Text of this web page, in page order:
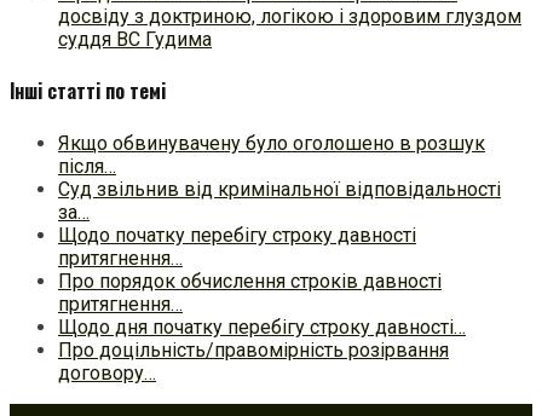
досвіду з доктриною, логікою і здоровим глуздом
суддя ВС Гудима
Інші статті по темі
Якщо обвинувачену було оголошено в розшук
після…
Суд звільнив від кримінальної відповідальності
за…
Щодо початку перебігу строку давності
притягнення…
Про порядок обчислення строків давності
притягнення…
Щодо дня початку перебігу строку давності…
Про доцільність/правомірність розірвання
договору…